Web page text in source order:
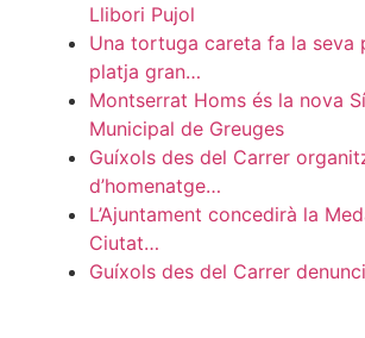
Llibori Pujol
Una tortuga careta fa la seva
platja gran…
Montserrat Homs és la nova
Municipal de Greuges
Guíxols des del Carrer
d’homenatge…
L’Ajuntament concedirà la
Ciutat…
Guíxols des del Carrer